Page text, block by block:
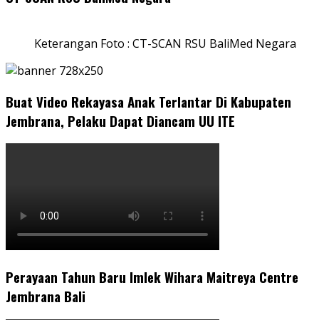
Keterangan Foto : CT-SCAN RSU BaliMed Negara
Buat Video Rekayasa Anak Terlantar Di Kabupaten
Jembrana, Pelaku Dapat Diancam UU ITE
Perayaan Tahun Baru Imlek Wihara Maitreya Centre
Jembrana Bali